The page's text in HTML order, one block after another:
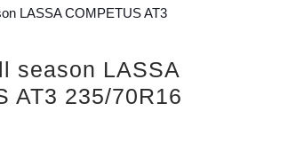
LASSA COMPETUS AT3
season LASSA
AT3 235/70R16